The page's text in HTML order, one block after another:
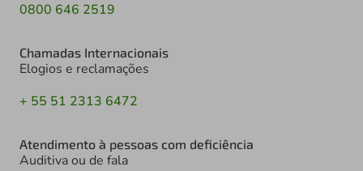
0800 646 2519
Chamadas Internacionais
Elogios e reclamações
+ 55 51 2313 6472
Atendimento à pessoas com deficiência
Auditiva ou de fala